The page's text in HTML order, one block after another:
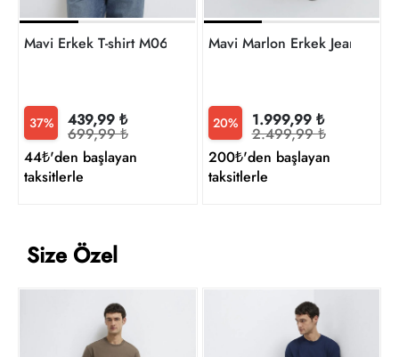
Mavi Erkek T-shirt M0613186-620
37% 439,99 ₺
699,99 ₺
44₺'den başlayan
taksitlerle
Mavi Marlon Erkek Jean
20% 1.999,99 ₺
2.499,99 ₺
200₺'den başlayan
taksitlerle
Size Özel